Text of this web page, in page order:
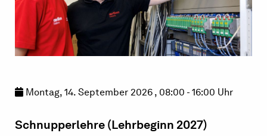
Montag, 14. September 2026 , 08:00 - 16:00 Uhr
Schnupperlehre (Lehrbeginn 2027)